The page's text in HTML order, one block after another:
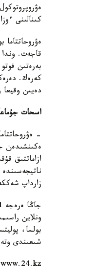
كىنالىنى
قاجەت. وندا
بەرەتىن
دەيىن وقيعا
اسحات
ەكىنشىدەن
ازاماتتىق
زارداپ
بولسا،
شىعىندى
www.24.kz